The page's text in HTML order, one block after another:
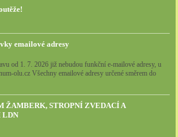
emailové adresy
od 1. 7. 2026 již nebudou funkční e-mailové adresy, u
olu.cz Všechny emailové adresy určené směrem do
ŽAMBERK, STROPNÍ ZVEDACÍ A
LDN